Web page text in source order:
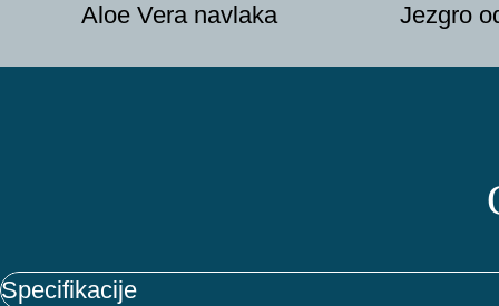
Aloe Vera navlaka Jezgro
Specifikacije